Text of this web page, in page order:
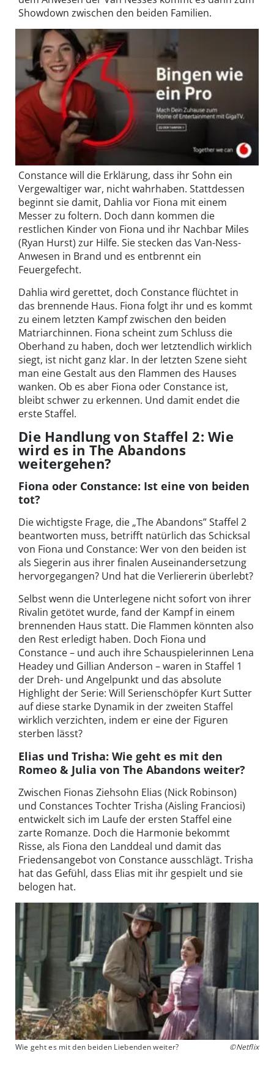
Showdown zwischen den beiden Familien.
Constance will die Erklärung, dass ihr Sohn ein
Vergewaltiger war, nicht wahrhaben. Stattdessen
beginnt sie damit, Dahlia vor Fiona mit einem
Messer zu foltern. Doch dann kommen die
restlichen Kinder von Fiona und ihr Nachbar Miles
(Ryan Hurst) zur Hilfe. Sie stecken das Van-Ness-
Anwesen in Brand und es entbrennt ein
Feuergefecht.
Dahlia wird gerettet, doch Constance flüchtet in
das brennende Haus. Fiona folgt ihr und es kommt
zu einem letzten Kampf zwischen den beiden
Matriarchinnen. Fiona scheint zum Schluss die
Oberhand zu haben, doch wer letztendlich wirklich
siegt, ist nicht ganz klar. In der letzten Szene sieht
man eine Gestalt aus den Flammen des Hauses
wanken. Ob es aber Fiona oder Constance ist,
bleibt schwer zu erkennen. Und damit endet die
erste Staffel.
Die Handlung von Staffel 2: Wie
wird es in The Abandons
weitergehen?
Fiona oder Constance: Ist eine von beiden
tot?
Die wichtigste Frage, die „The Abandons” Staffel 2
beantworten muss, betrifft natürlich das Schicksal
von Fiona und Constance: Wer von den beiden ist
als Siegerin aus ihrer finalen Auseinandersetzung
hervorgegangen? Und hat die Verliererin überlebt?
Selbst wenn die Unterlegene nicht sofort von ihrer
Rivalin getötet wurde, fand der Kampf in einem
brennenden Haus statt. Die Flammen könnten also
den Rest erledigt haben. Doch Fiona und
Constance – und auch ihre Schauspielerinnen Lena
Headey und Gillian Anderson – waren in Staffel 1
der Dreh- und Angelpunkt und das absolute
Highlight der Serie: Will Serienschöpfer Kurt Sutter
auf diese starke Dynamik in der zweiten Staffel
wirklich verzichten, indem er eine der Figuren
sterben lässt?
Elias und Trisha: Wie geht es mit den
Romeo & Julia von The Abandons weiter?
Zwischen Fionas Ziehsohn Elias (Nick Robinson)
und Constances Tochter Trisha (Aisling Franciosi)
entwickelt sich im Laufe der ersten Staffel eine
zarte Romanze. Doch die Harmonie bekommt
Risse, als Fiona den Landdeal und damit das
Friedensangebot von Constance ausschlägt. Trisha
hat das Gefühl, dass Elias mit ihr gespielt und sie
belogen hat.
Wie geht es mit den beiden Liebenden weiter? ©Netflix